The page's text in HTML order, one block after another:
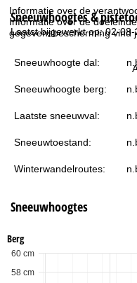
Informatie over de
Informatie over de
gegevensbescherming vind
g
Sneeuwhoogtes &
Laatst bijgewerkt op: 02-
Sneeuwhoogte dal:
Sneeuwhoogte berg:
Laatste sneeuwval:
Sneeuwtoestand:
Winterwandelroutes:
Sneeuwhoogtes
Berg
58 cm
60 cm